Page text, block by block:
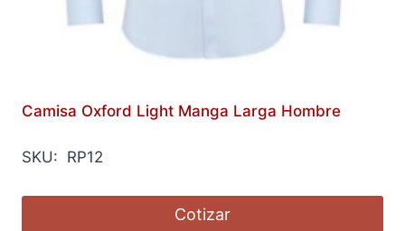
Camisa Oxford Light Manga Larga Hombre
SKU: RP12
Cotizar